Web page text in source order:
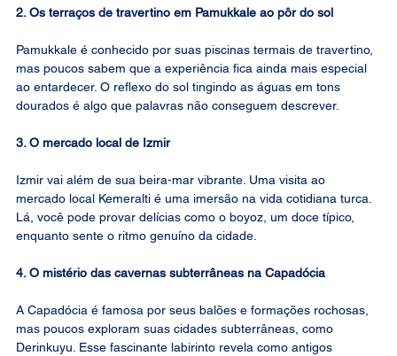
2. Os terraços de travertino em Pamukkale ao pôr do sol
Pamukkale é conhecido por suas piscinas termais de travertino,
mas poucos sabem que a experiência fica ainda mais especial
ao entardecer. O reflexo do sol tingindo as águas em tons
dourados é algo que palavras não conseguem descrever.
3. O mercado local de Izmir
Izmir vai além de sua beira-mar vibrante. Uma visita ao
mercado local Kemeralti é uma imersão na vida cotidiana turca.
Lá, você pode provar delícias como o boyoz, um doce típico,
enquanto sente o ritmo genuíno da cidade.
4. O mistério das cavernas subterrâneas na Capadócia
A Capadócia é famosa por seus balões e formações rochosas,
mas poucos exploram suas cidades subterrâneas, como
Derinkuyu. Esse fascinante labirinto revela como antigos